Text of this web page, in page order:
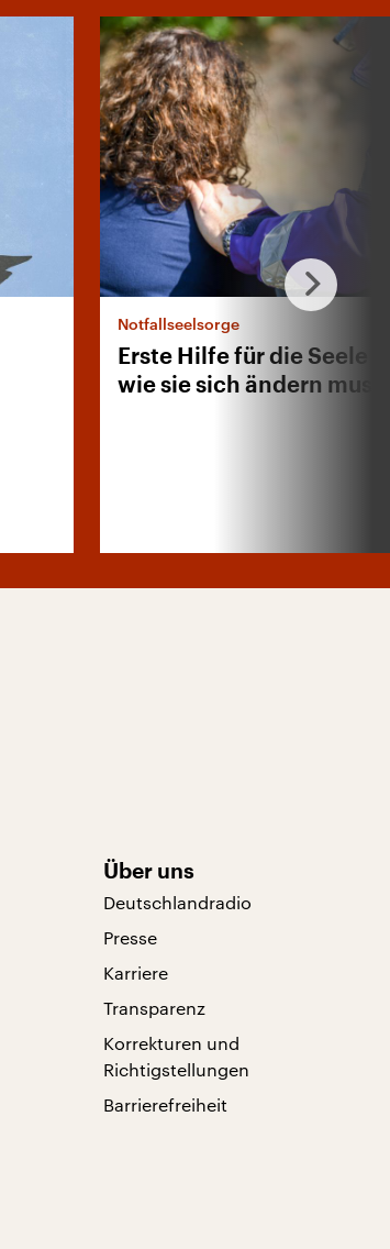
Notfallseelsorge
Erste Hilfe für die Seele –
wie sie sich ändern muss
Über uns
Deutschlandradio
Presse
Karriere
Transparenz
Korrekturen und
Richtigstellungen
Barrierefreiheit